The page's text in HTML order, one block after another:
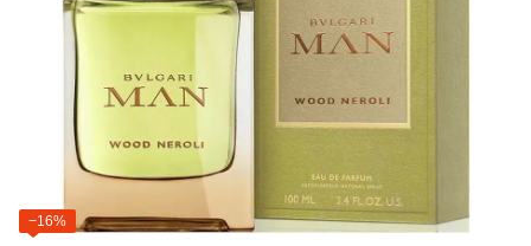
−16%